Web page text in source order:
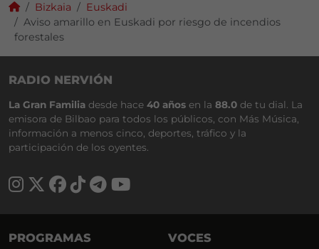
Bizkaia
Euskadi
Aviso amarillo en Euskadi por riesgo de incendios
forestales
RADIO NERVIÓN
La Gran Familia desde hace 40 años en la 88.0 de tu dial. La
emisora de Bilbao para todos los públicos, con Más Música,
información a menos cinco, deportes, tráfico y la
participación de los oyentes.
PROGRAMAS VOCES